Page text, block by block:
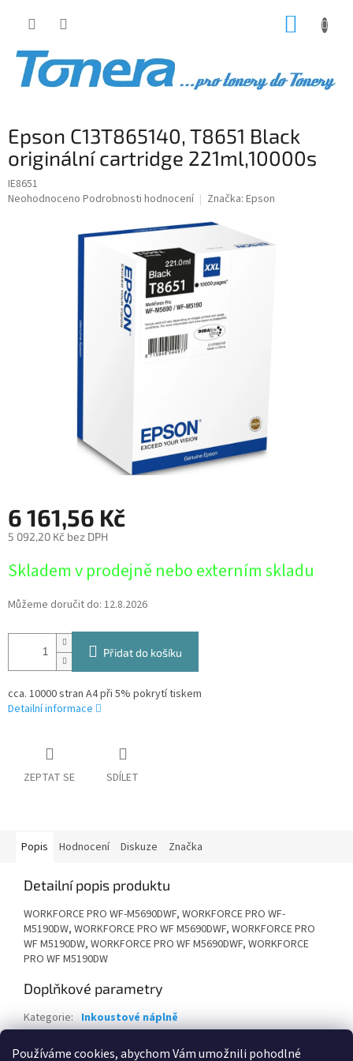
Používáme cookies, abychom Vám umožnili pohodlné
Epson C13T865140, T8651 Black
originální cartridge 221ml,10000s
IE8651
Průměrné
Neohodnoceno Podrobnosti hodnocení Značka: Epson
6 161,56 Kč
5 092,20 Kč bez DPH
cena:
Skladem v prodejně nebo externím skladu
Můžeme doručit do: 12.8.2026
Přidat do košíku
cca. 10000 stran A4 při 5% pokrytí tiskem
Detailní informace
ZEPTAT SE SDÍLET
Popis Hodnocení Diskuze Značka
Detailní popis produktu
WORKFORCE PRO WF-M5690DWF, WORKFORCE PRO WF-
M5190DW, WORKFORCE PRO WF M5690DWF, WORKFORCE PRO
WF M5190DW, WORKFORCE PRO WF M5690DWF, WORKFORCE
PRO WF M5190DW
Doplňkové parametry
Kategorie: Inkoustové náplně
EAN: 8715946544977